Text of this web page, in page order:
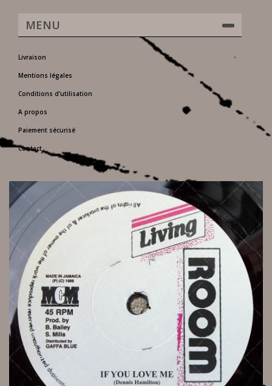
MENU
Livraison
Mentions légales
Conditions d'utilisation
A propos
Paiement sécurisé
Contact